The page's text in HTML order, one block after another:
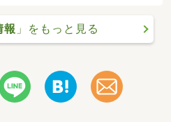
報 」をもっと見る